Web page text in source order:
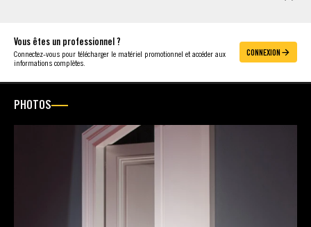
Vous êtes un professionnel ?
Connectez-vous pour télécharger le matériel promotionnel et accéder aux
informations complètes.
CONNEXION
PHOTOS